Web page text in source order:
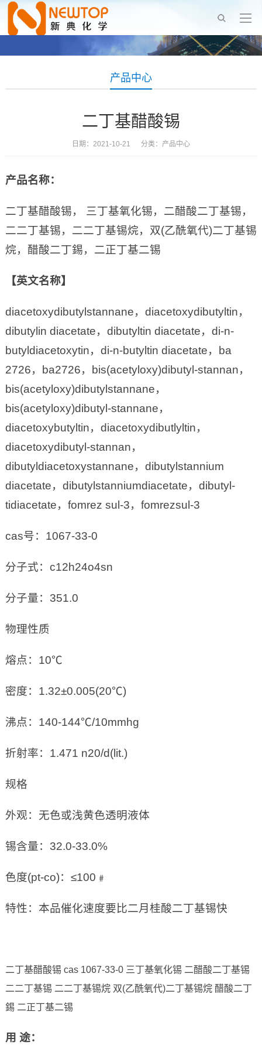
产品中心
二丁基醋酸锡
日期：2021-10-21 分类： 产品中心
产品名称：
二丁基醋酸锡， 三丁基氧化锡，二醋酸二丁基锡，
二二丁基锡，二二丁基锡烷，双(乙酰氧代)二丁基锡
烷，醋酸二丁錫，二正丁基二锡
【英文名称】
diacetoxydibutylstannane，diacetoxydibutyltin，
dibutylin diacetate，dibutyltin diacetate，di-n-
butyldiacetoxytin，di-n-butyltin diacetate，ba
2726，ba2726，bis(acetyloxy)dibutyl-stannan，
bis(acetyloxy)dibutylstannane，
bis(acetyloxy)dibutyl-stannane，
diacetoxybutyltin，diacetoxydibutlyltin，
diacetoxydibutyl-stannan，
dibutyldiacetoxystannane，dibutylstannium
diacetate，dibutylstanniumdiacetate，dibutyl-
tidiacetate，fomrez sul-3，fomrezsul-3
cas号：1067-33-0
分子式：c12h24o4sn
分子量：351.0
物理性质
熔点：10℃
密度：1.32±0.005(20℃)
沸点：140-144℃/10mmhg
折射率：1.471 n20/d(lit.)
规格
外观：无色或浅黄色透明液体
锡含量：32.0-33.0%
色度(pt-co)：≤100﹟
特性：本品催化速度要比二月桂酸二丁基锡快
二丁基醋酸锡 cas 1067-33-0 三丁基氧化锡 二醋酸二丁基锡
二二丁基锡 二二丁基锡烷 双(乙酰氧代)二丁基锡烷 醋酸二丁
錫 二正丁基二锡
用 途：